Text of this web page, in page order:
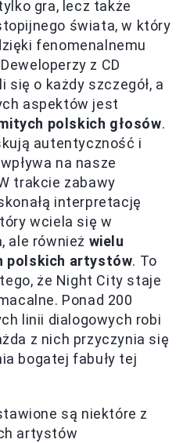
gra, lecz także
świata, w który
fenomenalnemu
z CD
o każdy szczegół, a
aspektów jest
polskich głosów.
autentyczność i
na nasze
trakcie zabawy
interpretację
wciela się w
ale również wielu
polskich artystów. To
że Night City staje
Ponad 200
linii dialogowych robi
z nich przyczynia się
bogatej fabuły tej
są niektóre z
artystów